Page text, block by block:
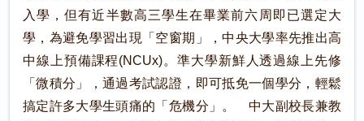
入學，但有近半數高三學生在畢業前六周即已選定大
學，為避免學習出現「空窗期」，中央大學率先推出高
中線上預備課程(NCUx)。準大學新鮮人透過線上先修
「微積分」，通過考試認證，即可抵免一個學分，輕鬆
搞定許多大學生頭痛的「危機分」。 中大副校長兼教